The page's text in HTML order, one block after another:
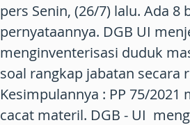
pers Senin, (26/7) lalu. Ada 8
pernyataannya. DGB UI
menginventerisasi duduk
soal rangkap jabatan secara
Kesimpulannya : PP 75/2021
cacat materil. DGB - UI